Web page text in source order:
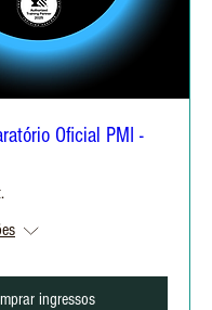
Oficial PMI -
ingressos